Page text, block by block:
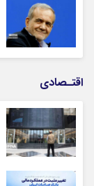
اقتـصادی